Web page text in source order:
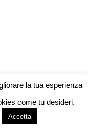
la tua esperienza
come tu desideri.
Accetta